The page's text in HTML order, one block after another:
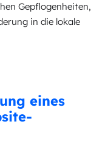
Gepflogenheiten,
in die lokale
eines